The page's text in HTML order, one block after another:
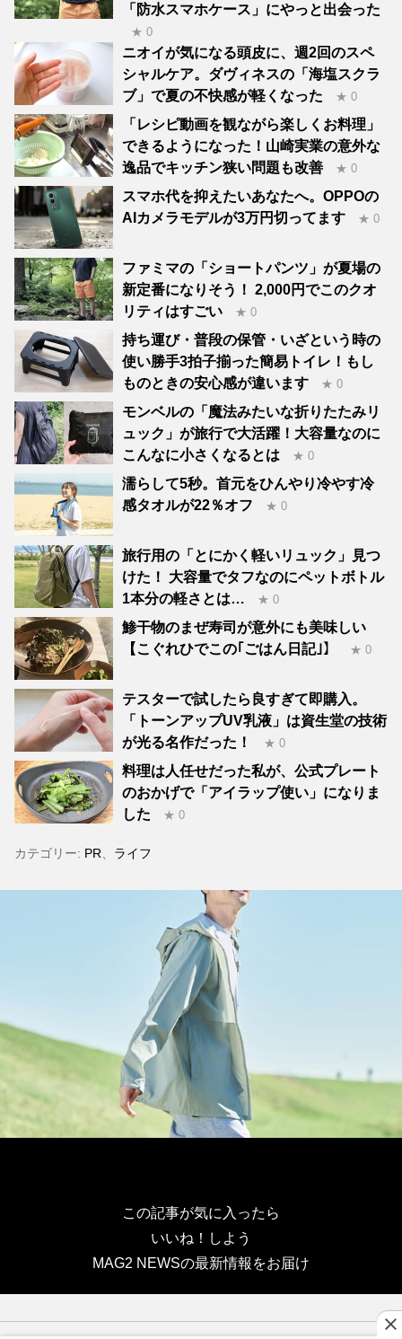
「防水スマホケース」にやっと出会った
★ 0
ニオイが気になる頭皮に、週2回のスペ
シャルケア。ダヴィネスの「海塩スクラ
ブ」で夏の不快感が軽くなった
★ 0
「レシピ動画を観ながら楽しくお料理」
できるようになった！山崎実業の意外な
逸品でキッチン狭い問題も改善
★ 0
スマホ代を抑えたいあなたへ。OPPOの
AIカメラモデルが3万円切ってます
★ 0
ファミマの「ショートパンツ」が夏場の
新定番になりそう！ 2,000円でこのクオ
リティはすごい
★ 0
持ち運び・普段の保管・いざという時の
使い勝手3拍子揃った簡易トイレ！もし
ものときの安心感が違います
★ 0
モンベルの「魔法みたいな折りたたみリ
ュック」が旅行で大活躍！大容量なのに
こんなに小さくなるとは
★ 0
濡らして5秒。首元をひんやり冷やす冷
感タオルが22％オフ
★ 0
旅行用の「とにかく軽いリュック」見つ
けた！ 大容量でタフなのにペットボトル
1本分の軽さとは…
★ 0
鯵干物のまぜ寿司が意外にも美味しい
【こぐれひでこの｢ごはん日記｣】
★ 0
テスターで試したら良すぎて即購入。
「トーンアップUV乳液」は資生堂の技術
が光る名作だった！
★ 0
料理は人任せだった私が、公式プレート
のおかげで「アイラップ使い」になりま
した
★ 0
カテゴリー: PR ライフ
この記事が気に入ったら
いいね！しよう
MAG2 NEWSの最新情報をお届け